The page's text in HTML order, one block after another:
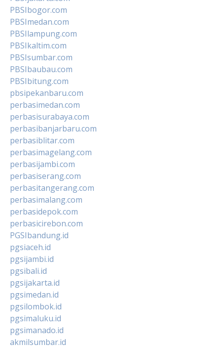
PBSIbogor.com
PBSImedan.com
PBSIlampung.com
PBSIkaltim.com
PBSIsumbar.com
PBSIbaubau.com
PBSIbitung.com
pbsipekanbaru.com
perbasimedan.com
perbasisurabaya.com
perbasibanjarbaru.com
perbasiblitar.com
perbasimagelang.com
perbasijambi.com
perbasiserang.com
perbasitangerang.com
perbasimalang.com
perbasidepok.com
perbasicirebon.com
PGSIbandung.id
pgsiaceh.id
pgsijambi.id
pgsibali.id
pgsijakarta.id
pgsimedan.id
pgsilombok.id
pgsimaluku.id
pgsimanado.id
akmilsumbar.id